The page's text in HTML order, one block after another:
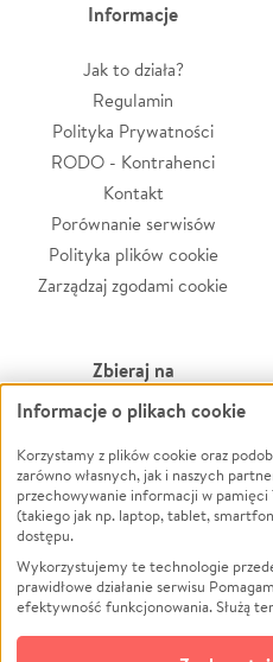
Informacje
Jak to działa?
Regulamin
Polityka Prywatności
RODO - Kontrahenci
Kontakt
Porównanie serwisów
Polityka plików cookie
Zarządzaj zgodami cookie
Zbieraj na
Leczenie
Zwierzęta
Pożar
Ukraina
Pomoc Finansowa
Projekty
Pogrzeb
Informacje o plikach cookie
Korzystamy z plików cookie oraz
zarówno własnych, jak i naszych
przechowywanie informacji w pamięci
(takiego jak np. laptop, tablet,
dostępu.
Wykorzystujemy te technologie
prawidłowe działanie serwisu
efektywność funkcjonowania. Służą
opcjonalnych